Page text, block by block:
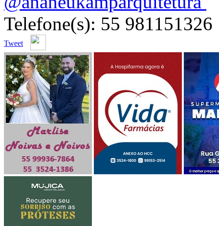
Telefone(s): 55 981151326
Tweet